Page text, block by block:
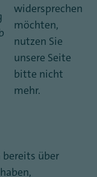
widersprechen
möchten,
nutzen Sie
unsere Seite
bitte nicht
mehr.
über